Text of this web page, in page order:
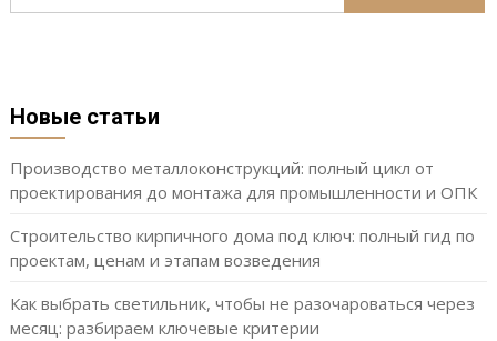
Новые статьи
Производство металлоконструкций: полный цикл от
проектирования до монтажа для промышленности и ОПК
Строительство кирпичного дома под ключ: полный гид по
проектам, ценам и этапам возведения
Как выбрать светильник, чтобы не разочароваться через
месяц: разбираем ключевые критерии